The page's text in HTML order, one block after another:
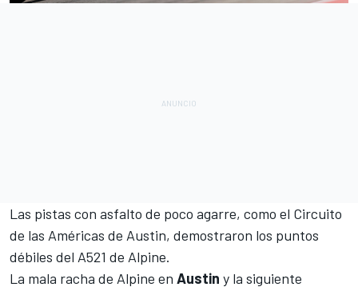
Las pistas con asfalto de poco agarre, como el Circuito
de las Américas de Austin, demostraron los puntos
débiles del A521 de Alpine.
La mala racha de Alpine en Austin y la siguiente